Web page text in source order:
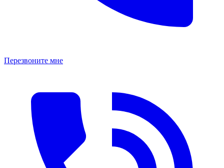
Перезвоните мне